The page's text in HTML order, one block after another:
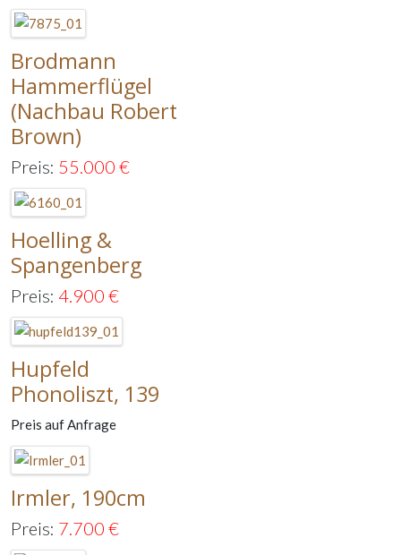
Brodmann
Hammerflügel
(Nachbau Robert
Brown)
Preis: 55.000 €
Hoelling &
Spangenberg
Preis: 4.900 €
Hupfeld
Phonoliszt, 139
Preis auf Anfrage
Irmler, 190cm
Preis: 7.700 €